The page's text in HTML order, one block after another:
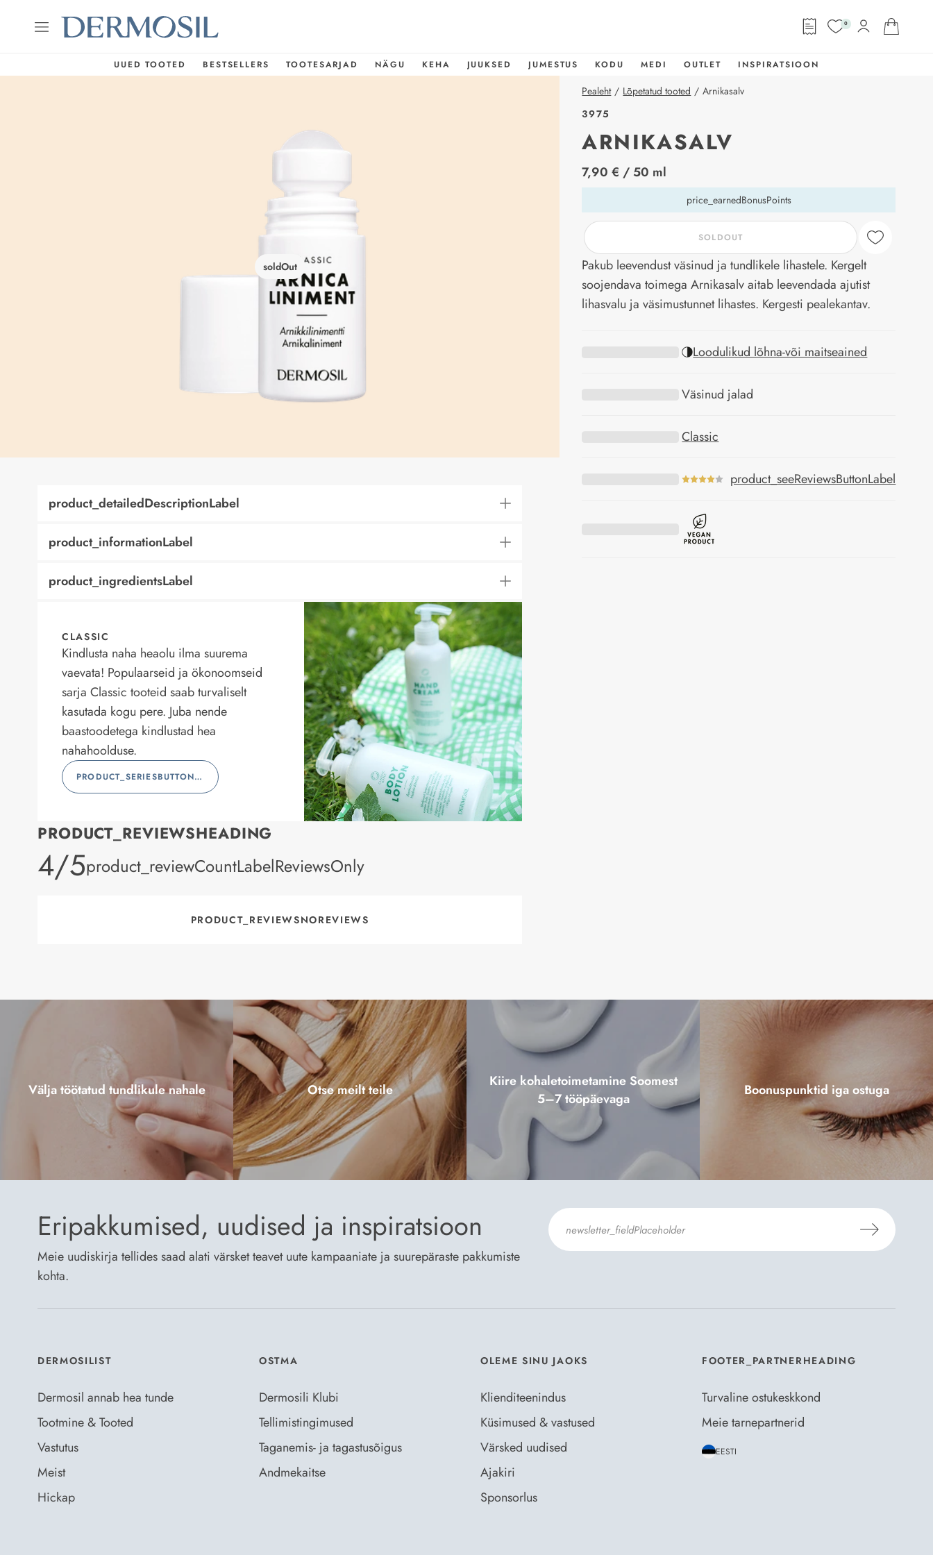
0
UUED TOOTED BESTSELLERS TOOTESARJAD NÄGU KEHA JUUKSED JUMESTUS KODU MEDI OUTLET INSPIRATSIOON
soldOut
Pealeht / Lõpetatud tooted / Arnikasalv
3975
ARNIKASALV
price_label
7,90 € / 50 ml
price_earnedBonusPoints
SOLDOUT
Pakub leevendust väsinud ja tundlikele lihastele. Kergelt
soojendava toimega Arnikasalv aitab leevendada ajutist
lihasvalu ja väsimustunnet lihastes. Kergesti pealekantav.
Loodulikud lõhna-või maitseained
Väsinud jalad
Classic
product_seeReviewsButtonLabel
product_detailedDescriptionLabel
product_informationLabel
product_ingredientsLabel
CLASSIC
Kindlusta naha heaolu ilma suurema
vaevata! Populaarseid ja ökonoomseid
sarja Classic tooteid saab turvaliselt
kasutada kogu pere. Juba nende
baastoodetega kindlustad hea
nahahoolduse.
PRODUCT_SERIESBUTTONLABEL
PRODUCT_REVIEWSHEADING
product_rating
4/5product_reviewCountLabelReviewsOnly
PRODUCT_REVIEWSNOREVIEWS
Välja töötatud tundlikule nahale Otse meilt teile
Kiire kohaletoimetamine Soomest
5–7 tööpäevaga
Boonuspunktid iga ostuga
Eripakkumised, uudised ja inspiratsioon
Meie uudiskirja tellides saad alati värsket teavet uute kampaaniate ja suurepäraste pakkumiste
kohta.
DERMOSILIST
Dermosil annab hea tunde
Tootmine & Tooted
Vastutus
Meist
Hickap
OSTMA
Dermosili Klubi
Tellimistingimused
Taganemis- ja tagastusõigus
Andmekaitse
OLEME SINU JAOKS
Klienditeenindus
Küsimused & vastused
Värsked uudised
Ajakiri
Sponsorlus
FOOTER_PARTNERHEADING
Turvaline ostukeskkond
Meie tarnepartnerid
EESTI